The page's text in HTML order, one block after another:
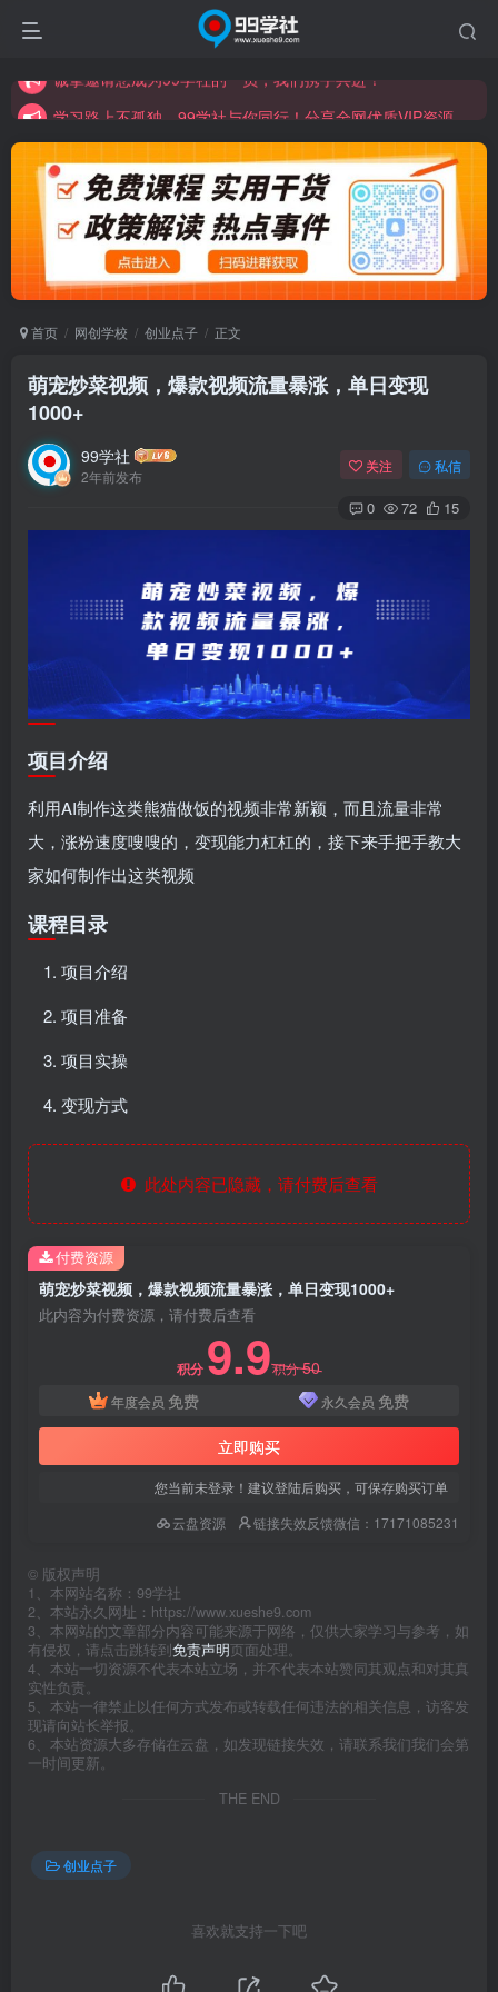
学习路上不孤独，99学社与你同行！分享全网优质VIP资源，炒股教程、创业教程、网络营销教程、自媒体短视频教程等，长期更新各大精品创业项目！
首页 网创学校 创业点子 正文
萌宠炒菜视频，爆款视频流量暴涨，单日变现
1000+
99学社
2年前发布
关注 私信
0 72 15
项目介绍
利用AI制作这类熊猫做饭的视频非常新颖，而且流量非常
大，涨粉速度嗖嗖的，变现能力杠杠的，接下来手把手教大
家如何制作出这类视频
课程目录
项目介绍
项目准备
项目实操
变现方式
此处内容已隐藏，请付费后查看
萌宠炒菜视频，爆款视频流量暴涨，单日变现1000+
此内容为付费资源，请付费后查看
积分 9.9积分50
年度会员 免费 永久会员 免费
立即购买
您当前未登录！建议登陆后购买，可保存购买订单
云盘资源
链接失效反馈微信：17171085231
付费资源
© 版权声明
1、本网站名称：99学社
2、本站永久网址：https://www.xueshe9.com
3、本网站的文章部分内容可能来源于网络，仅供大家学习与参考，如
有侵权，请点击跳转到免责声明页面处理。
4、本站一切资源不代表本站立场，并不代表本站赞同其观点和对其真
实性负责。
5、本站一律禁止以任何方式发布或转载任何违法的相关信息，访客发
现请向站长举报。
6、本站资源大多存储在云盘，如发现链接失效，请联系我们我们会第
一时间更新。
THE END
创业点子
喜欢就支持一下吧